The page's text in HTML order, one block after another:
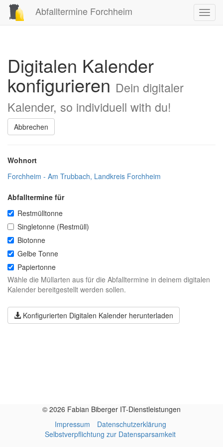
Abfalltermine Forchheim
Digitalen Kalender
konfigurieren Dein digitaler
Kalender, so individuell with du!
Abbrechen
Wohnort
Forchheim - Am Trubbach, Landkreis Forchheim
Abfalltermine für
Restmülltonne
Singletonne (Restmüll)
Biotonne
Gelbe Tonne
Papiertonne
Wähle die Müllarten aus für die Abfalltermine in deinem digitalen
Kalender bereitgestellt werden sollen.
Konfigurierten Digitalen Kalender herunterladen
© 2026 Fabian Biberger IT-Dienstleistungen
Impressum
Datenschutzerklärung
Selbstverpflichtung zur Datensparsamkeit